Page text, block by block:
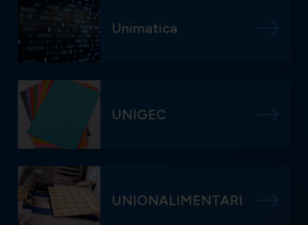
Unimatica
UNIGEC
UNIONALIMENTARI